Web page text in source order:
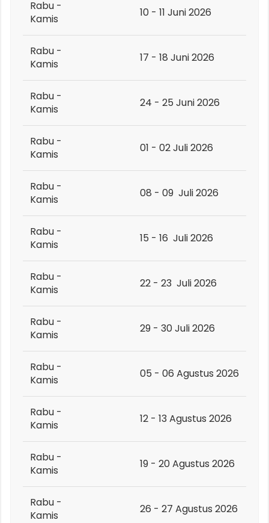
Rabu -
Kamis
10 - 11 Juni 2026
Rabu -
Kamis
17 - 18 Juni 2026
Rabu -
Kamis
24 - 25 Juni 2026
Rabu -
Kamis
01 - 02 Juli 2026
Rabu -
Kamis
08 - 09 Juli 2026
Rabu -
Kamis
15 - 16 Juli 2026
Rabu -
Kamis
22 - 23 Juli 2026
Rabu -
Kamis
29 - 30 Juli 2026
Rabu -
Kamis
05 - 06 Agustus 2026
Rabu -
Kamis
12 - 13 Agustus 2026
Rabu -
Kamis
19 - 20 Agustus 2026
Rabu -
Kamis
26 - 27 Agustus 2026